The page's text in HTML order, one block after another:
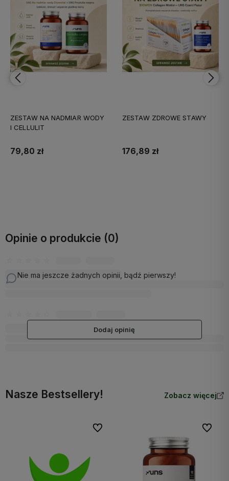
ZESTAW NA NADMIAR WODY
I CELLULIT
79,80 zł
ZESTAW ZDROWE STAWY
176,89 zł
Opinie o produkcie (0)
Nie ma jeszcze żadnych opinii, bądź pierwszy!
Dodaj opinię
Nasze Bestsellery! Zobacz więcej
Do ulubionych Do